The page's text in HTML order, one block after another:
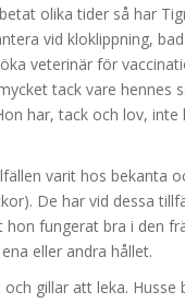
olika tider så har
vid kloklippning,
veterinär för
tack vare hennes
har, tack och lov,
varit hos bekanta
De har vid dessa
fungerat bra i den
eller andra hållet.
gillar att leka.